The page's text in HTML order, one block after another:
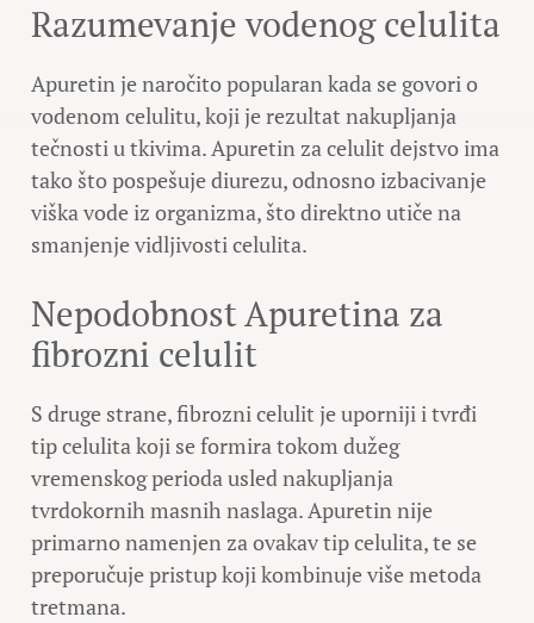
Razumevanje vodenog celulita
Apuretin je naročito popularan kada se govori o
vodenom celulitu, koji je rezultat nakupljanja
tečnosti u tkivima. Apuretin za celulit dejstvo ima
tako što pospešuje diurezu, odnosno izbacivanje
viška vode iz organizma, što direktno utiče na
smanjenje vidljivosti celulita.
Nepodobnost Apuretina za
fibrozni celulit
S druge strane, fibrozni celulit je uporniji i tvrđi
tip celulita koji se formira tokom dužeg
vremenskog perioda usled nakupljanja
tvrdokornih masnih naslaga. Apuretin nije
primarno namenjen za ovakav tip celulita, te se
preporučuje pristup koji kombinuje više metoda
tretmana.